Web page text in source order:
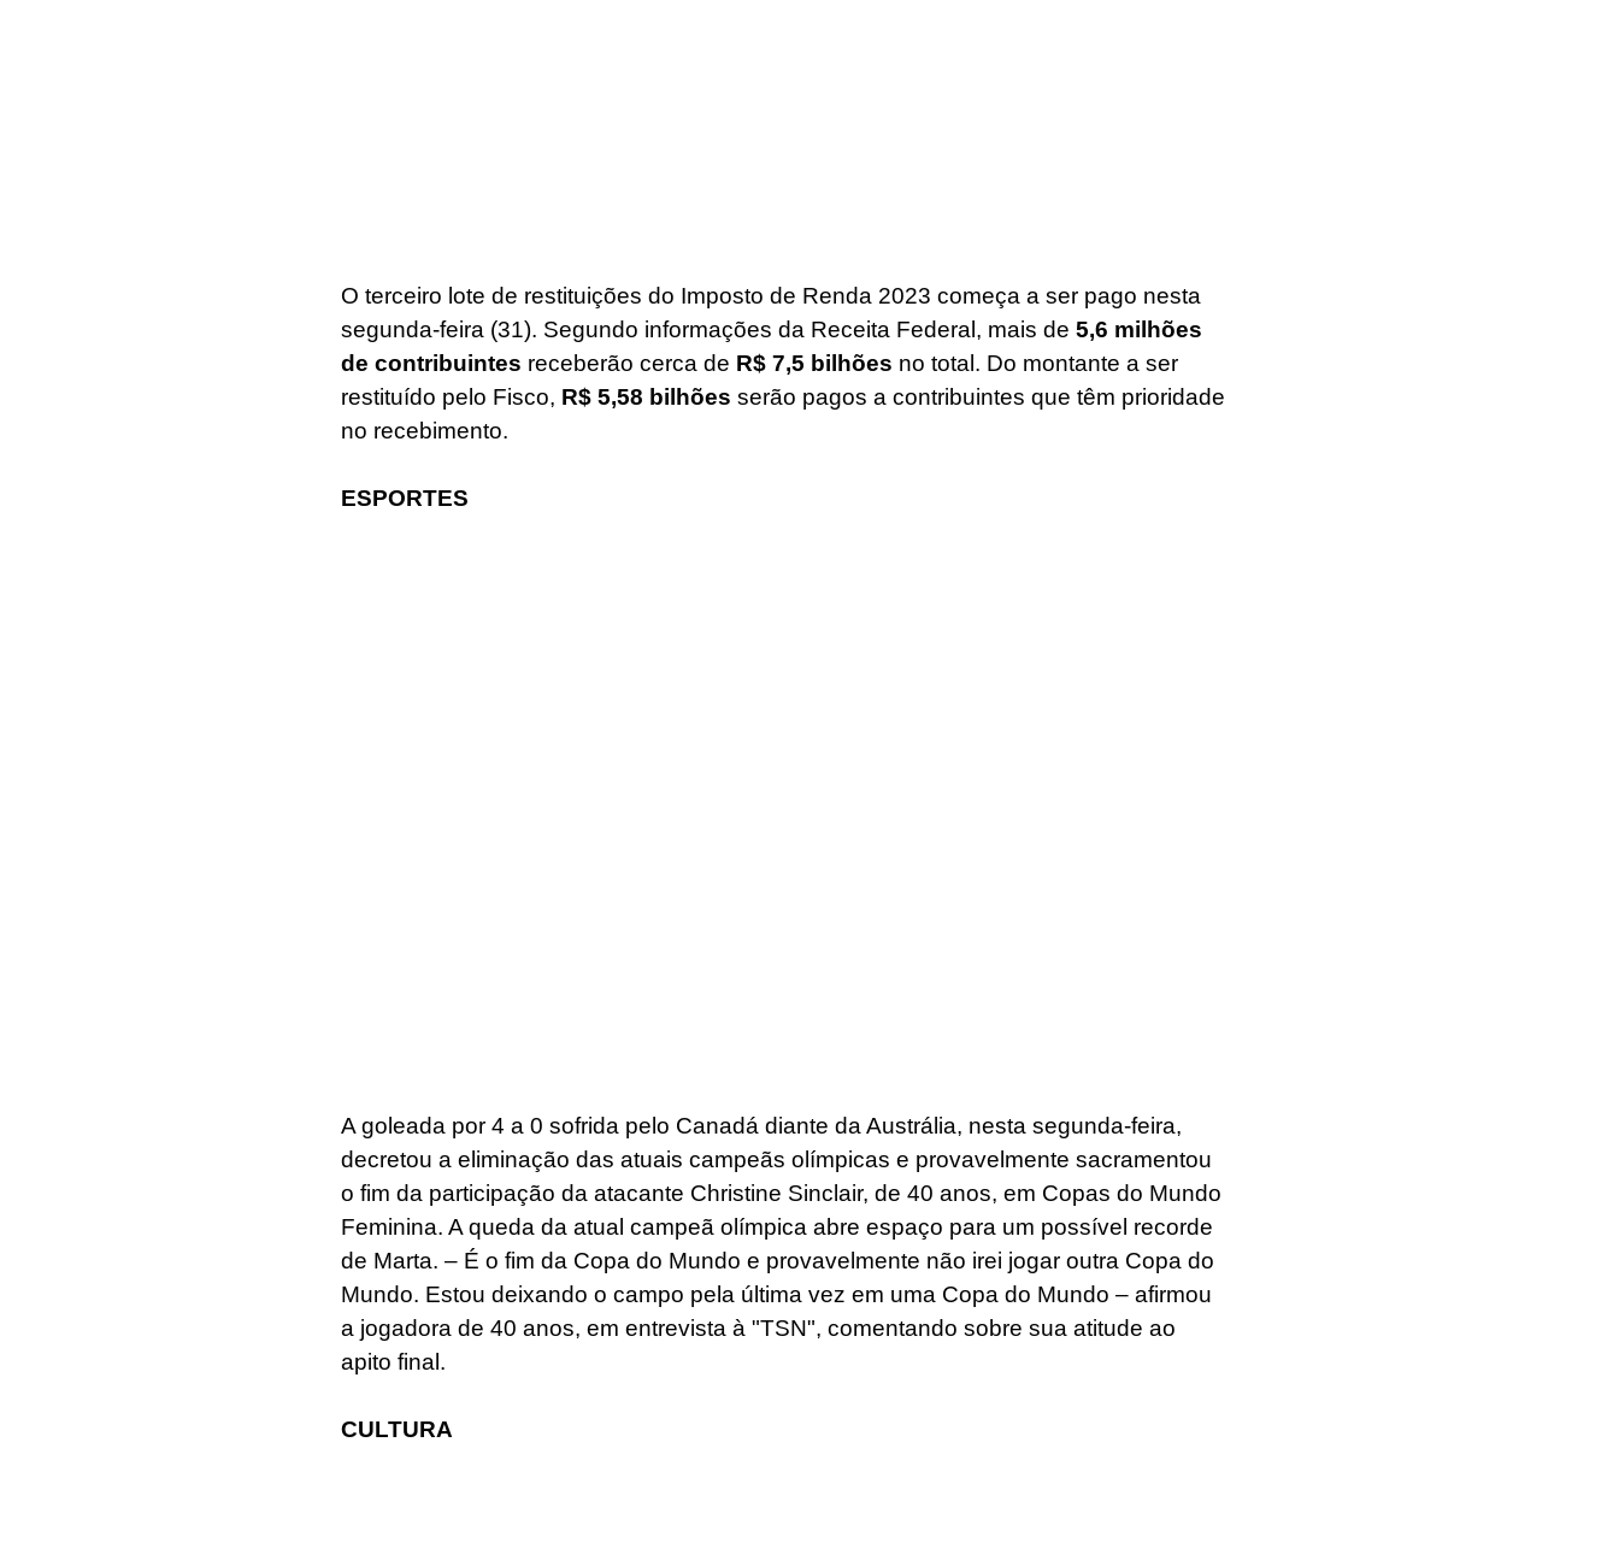
O terceiro lote de restituições do Imposto de Renda 2023 começa a ser pago nesta
segunda-feira (31). Segundo informações da Receita Federal, mais de 5,6 milhões
de contribuintes receberão cerca de R$ 7,5 bilhões no total. Do montante a ser
restituído pelo Fisco, R$ 5,58 bilhões serão pagos a contribuintes que têm prioridade
no recebimento.
ESPORTES
A goleada por 4 a 0 sofrida pelo Canadá diante da Austrália, nesta segunda-feira,
decretou a eliminação das atuais campeãs olímpicas e provavelmente sacramentou
o fim da participação da atacante Christine Sinclair, de 40 anos, em Copas do Mundo
Feminina. A queda da atual campeã olímpica abre espaço para um possível recorde
de Marta. – É o fim da Copa do Mundo e provavelmente não irei jogar outra Copa do
Mundo. Estou deixando o campo pela última vez em uma Copa do Mundo – afirmou
a jogadora de 40 anos, em entrevista à "TSN", comentando sobre sua atitude ao
apito final.
CULTURA